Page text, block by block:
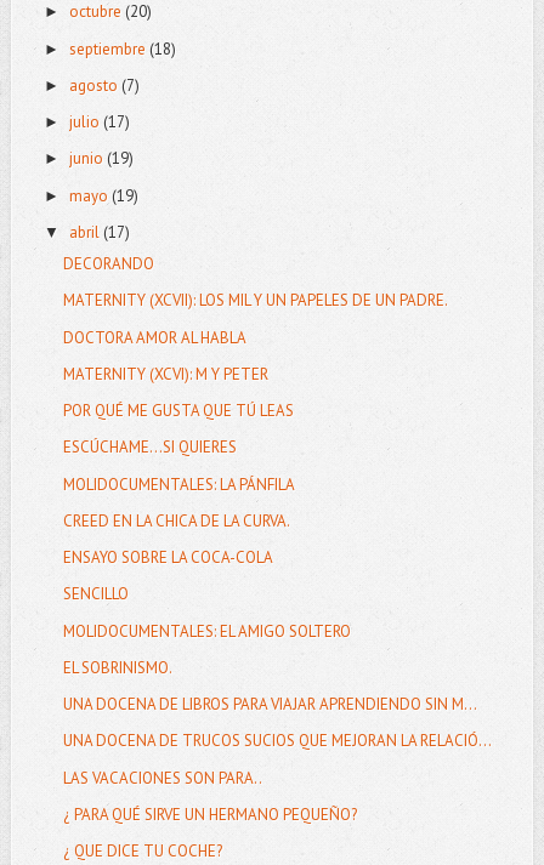
► octubre (20)
► septiembre (18)
► agosto (7)
► julio (17)
► junio (19)
► mayo (19)
▼ abril(17)
DECORANDO
MATERNITY (XCVII): LOS MIL Y UN PAPELES DE UN PADRE.
DOCTORA AMOR AL HABLA
MATERNITY (XCVI): M Y PETER
POR QUÉ ME GUSTA QUE TÚ LEAS
ESCÚCHAME...SI QUIERES
MOLIDOCUMENTALES: LA PÁNFILA
CREED EN LA CHICA DE LA CURVA.
ENSAYO SOBRE LA COCA-COLA
SENCILLO
MOLIDOCUMENTALES: EL AMIGO SOLTERO
EL SOBRINISMO.
UNA DOCENA DE LIBROS PARA VIAJAR APRENDIENDO SIN M...
UNA DOCENA DE TRUCOS SUCIOS QUE MEJORAN LA RELACIÓ...
LAS VACACIONES SON PARA..
¿ PARA QUÉ SIRVE UN HERMANO PEQUEÑO?
¿ QUE DICE TU COCHE?